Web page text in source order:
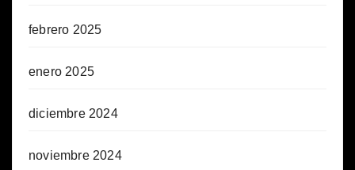
febrero 2025
enero 2025
diciembre 2024
noviembre 2024